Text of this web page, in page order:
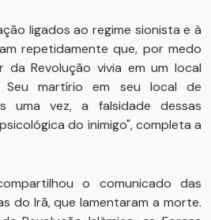
ligados ao regime sionista e à
repetidamente que, por medo
da Revolução vivia em um local
Seu martírio em seu local de
uma vez, a falsidade dessas
do inimigo", completa a
o comunicado das
do Irã, que lamentaram a morte.